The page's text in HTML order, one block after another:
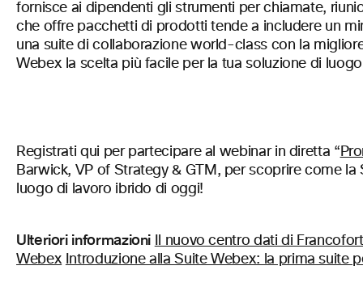
fornisce ai dipendenti gli strumenti per chiamate,
che offre pacchetti di prodotti tende a includere un
una suite di collaborazione world-class con la
Webex la scelta più facile per la tua soluzione di
Registrati qui per partecipare al webinar in diretta “
Barwick, VP of Strategy & GTM, per scoprire come
luogo di lavoro ibrido di oggi!
Ulteriori informazioni
Il nuovo centro dati di
Webex Introduzione alla Suite Webex: la prima suite